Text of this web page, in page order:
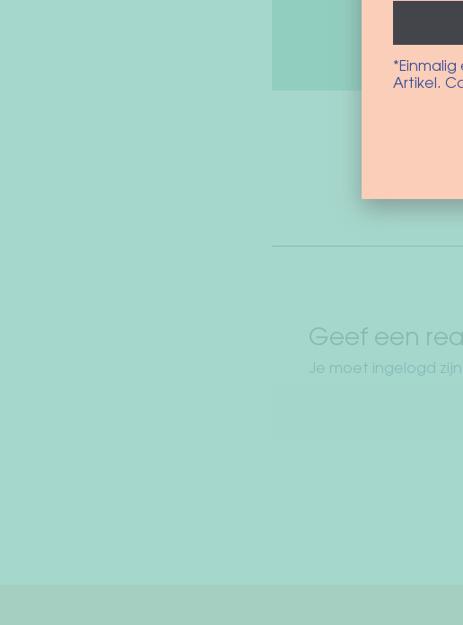
Bericht
Geef een
Je moet ingelogd
Artikel.